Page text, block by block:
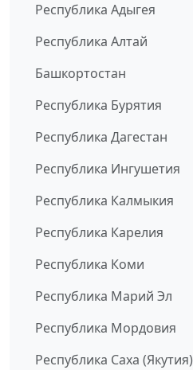
Республика Адыгея
Республика Алтай
Башкортостан
Республика Бурятия
Республика Дагестан
Республика Ингушетия
Республика Калмыкия
Республика Карелия
Республика Коми
Республика Марий Эл
Республика Мордовия
Республика Саха (Якутия)